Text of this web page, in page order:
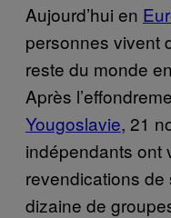
Aujourd’hui en
personnes vivent
reste du monde
Après
Yougoslavie, 21
indépendants ont
revendications de
dizaine de